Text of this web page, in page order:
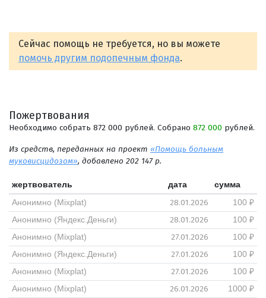
Сейчас помощь не требуется, но вы можете
помочь другим подопечным фонда.
Пожертвования
Необходимо собрать 872 000 рублей. Собрано 872 000 рублей.
Из средств, переданных на проект «Помощь больным
муковисцидозом», добавлено 202 147 р.
жертвователь дата
сумма
Анонимно (Mixplat)
28.01.2026
100 ₽
Анонимно (Яндекс.Деньги)
28.01.2026
100 ₽
Анонимно (Mixplat)
27.01.2026
100 ₽
Анонимно (Яндекс.Деньги)
27.01.2026
100 ₽
Анонимно (Mixplat)
27.01.2026
100 ₽
Анонимно (Mixplat)
26.01.2026
1000 ₽